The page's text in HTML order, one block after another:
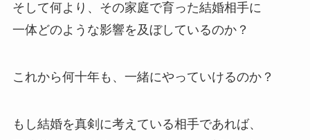
そして何より、その家庭で育った結婚相手に
一体どのような影響を及ぼしているのか？
これから何十年も、一緒にやっていけるのか？
もし結婚を真剣に考えている相手であれば、